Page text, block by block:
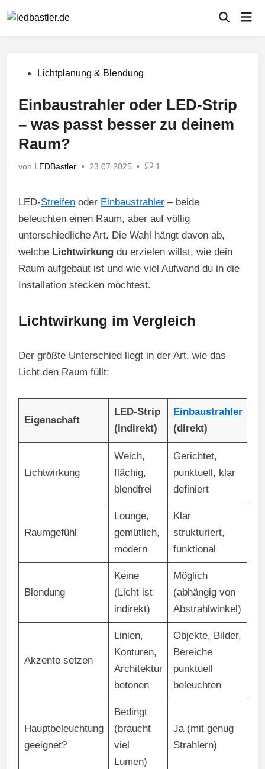
Inhalt
Suche
Veröffentlicht
Lichtplanung & Blendung
Einbaustrahler oder LED-Strip
– was passt besser zu deinem
Raum?
von LEDBastler • 23.07.2025 • 1
LED-Streifen oder Einbaustrahler – beide
beleuchten einen Raum, aber auf völlig
unterschiedliche Art. Die Wahl hängt davon ab,
welche Lichtwirkung du erzielen willst, wie dein
Raum aufgebaut ist und wie viel Aufwand du in die
Installation stecken möchtest.
Lichtwirkung im Vergleich
Der größte Unterschied liegt in der Art, wie das
Licht den Raum füllt:
Eigenschaft
LED-Strip
(indirekt)
Einbaustrahler
(direkt)
Lichtwirkung
Weich,
flächig,
blendfrei
Gerichtet,
punktuell, klar
definiert
Raumgefühl
Lounge,
gemütlich,
modern
Klar
strukturiert,
funktional
Blendung
Keine
(Licht ist
indirekt)
Möglich
(abhängig von
Abstrahlwinkel)
Akzente setzen
Linien,
Konturen,
Architektur
betonen
Objekte, Bilder,
Bereiche
punktuell
beleuchten
Hauptbeleuchtung
geeignet?
Bedingt
(braucht
viel
Lumen)
Ja (mit genug
Strahlern)